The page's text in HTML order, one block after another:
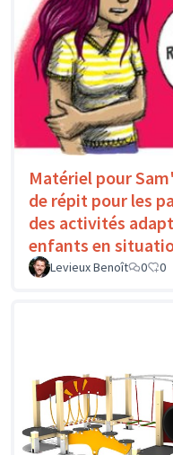
Matériel pour
de répit pour les
des activités
enfants en
Levieux Benoît 0 0